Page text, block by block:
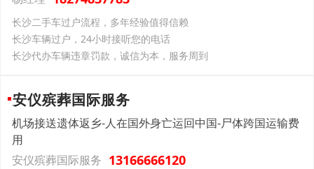
长沙二手车过户流程，多年经验值得信赖
长沙车辆过户，24小时接听您的电话
长沙代办车辆违章罚款，诚信为本，服务周到
安仪殡葬国际服务
机场接送遗体返乡-人在国外身亡运回中国-尸体跨国运输费
用
安仪殡葬国际服务 13166666120